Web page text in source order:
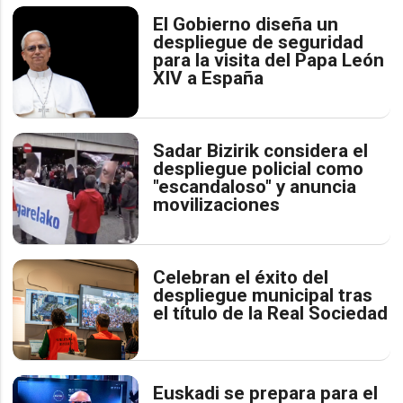
El Gobierno diseña un
despliegue de seguridad
para la visita del Papa León
XIV a España
Sadar Bizirik considera el
despliegue policial como
"escandaloso" y anuncia
movilizaciones
Celebran el éxito del
despliegue municipal tras
el título de la Real Sociedad
Euskadi se prepara para el